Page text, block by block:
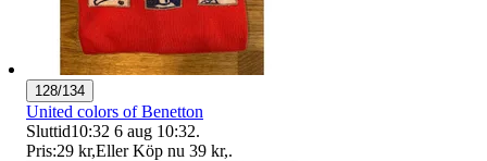
128/134
United colors of Benetton
Sluttid10:32 6 aug 10:32.
Pris:29 kr,Eller Köp nu 39 kr,.